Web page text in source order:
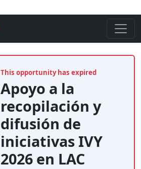
This opportunity has expired
Apoyo a la
recopilación y
difusión de
iniciativas IVY
2026 en LAC